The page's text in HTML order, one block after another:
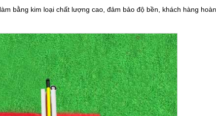
bằng kim loại chất lượng cao, đảm bảo độ bền, khách hàng